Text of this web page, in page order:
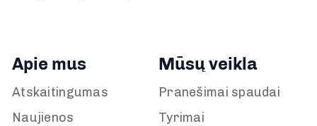
Apie mus
Atskaitingumas
Naujienos
Mūsų veikla
Pranešimai spaudai
Tyrimai